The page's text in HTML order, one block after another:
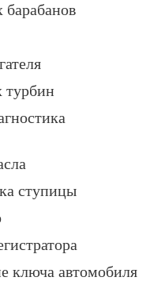
турбин
ступицы
ключа автомобиля